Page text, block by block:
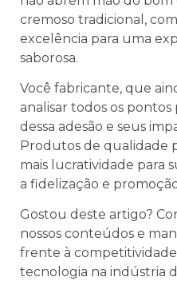
cremoso tradicional,
excelência para uma
saborosa.
Você fabricante, que
analisar todos os pontos
dessa adesão e seus
Produtos de qualidade
mais lucratividade para
a fidelização e
Gostou deste artigo?
nossos conteúdos e
frente à
tecnologia na indústria